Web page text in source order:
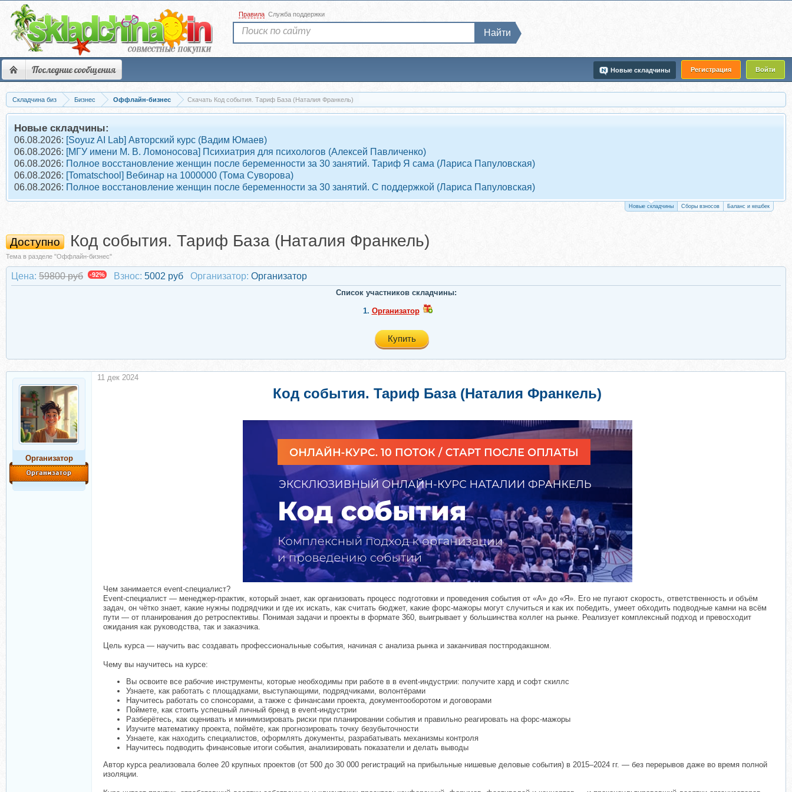
Последние сообщения Регистрация Войти
Новые складчины
Правила Служба поддержки
Найти
Складчина биз Бизнес Оффлайн-бизнес Скачать Код события. Тариф База (Наталия Франкель)
Новые складчины:
06.08.2026: [Soyuz AI Lab] Авторский курс (Вадим Юмаев)
06.08.2026: [МГУ имени М. В. Ломоносова] Психиатрия для психологов (Алексей Павличенко)
06.08.2026: Полное восстановление женщин после беременности за 30 занятий. Тариф Я сама (Лариса Папуловская)
06.08.2026: [Tomatschool] Вебинар на 1000000 (Тома Суворова)
06.08.2026: Полное восстановление женщин после беременности за 30 занятий. С поддержкой (Лариса Папуловская)
Новые складчины Сборы взносов Баланс и кешбек
Доступно Код события. Тариф База (Наталия Франкель)
Тема в разделе "Оффлайн-бизнес"
Цена: 59800 руб -92% Взнос: 5002 руб Организатор: Организатор
Список участников складчины:
1. Организатор
Купить
Организатор
Код события. Тариф База (Наталия Франкель)
Чем занимается event-специалист?
Event-специалист — менеджер-практик, который знает, как организовать процесс подготовки и проведения события от «А» до «Я». Его не пугают скорость, ответственность и объём
задач, он чётко знает, какие нужны подрядчики и где их искать, как считать бюджет, какие форс-мажоры могут случиться и как их победить, умеет обходить подводные камни на всём
пути — от планирования до ретроспективы. Понимая задачи и проекты в формате 360, выигрывает у большинства коллег на рынке. Реализует комплексный подход и превосходит
ожидания как руководства, так и заказчика.
Цель курса — научить вас создавать профессиональные события, начиная с анализа рынка и заканчивая постпродакшном.
Чему вы научитесь на курсе:
Вы освоите все рабочие инструменты, которые необходимы при работе в в event-индустрии: получите хард и софт скиллс
Узнаете, как работать с площадками, выступающими, подрядчиками, волонтёрами
Научитесь работать со спонсорами, а также с финансами проекта, документооборотом и договорами
Поймете, как стоить успешный личный бренд в event-индустрии
Разберётесь, как оценивать и минимизировать риски при планировании события и правильно реагировать на форс-мажоры
Изучите математику проекта, поймёте, как прогнозировать точку безубыточности
Узнаете, как находить специалистов, оформлять документы, разрабатывать механизмы контроля
Научитесь подводить финансовые итоги события, анализировать показатели и делать выводы
Автор курса реализовала более 20 крупных проектов (от 500 до 30 000 регистраций на прибыльные нишевые деловые события) в 2015–2024 гг. — без перерывов даже во время полной
изоляции.
11 дек 2024